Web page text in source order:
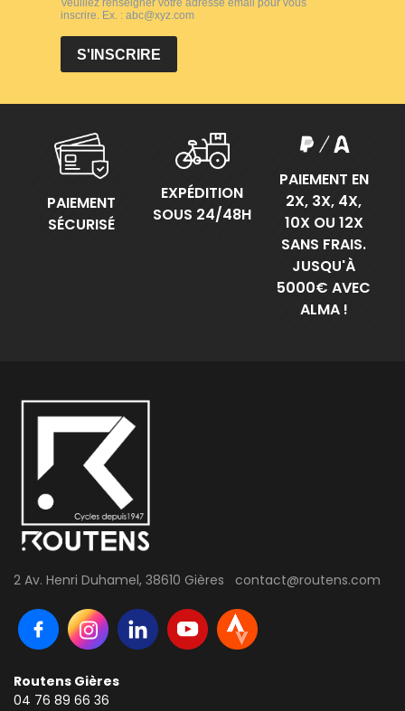
PAIEMENT
SÉCURISÉ
EXPÉDITION
SOUS 24/48H
PAIEMENT EN
2X, 3X, 4X,
10X OU 12X
SANS FRAIS.
JUSQU'À
5000€ AVEC
ALMA !
2 Av. Henri Duhamel, 38610 Gières contact@routens.com
Routens Gières
04 76 89 66 36